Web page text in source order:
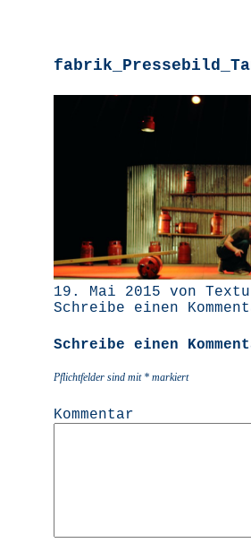
19. Mai 2015 von
Schreibe einen
Schreibe einen
Pflichtfelder sind mit * markiert
Kommentar